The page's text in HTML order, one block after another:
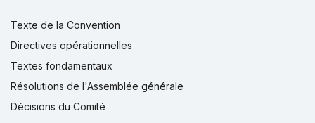
Texte de la Convention
Directives opérationnelles
Textes fondamentaux
Résolutions de l'Assemblée générale
Décisions du Comité